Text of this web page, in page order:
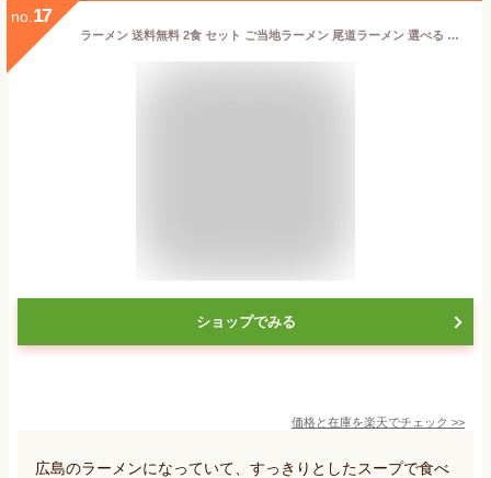
no. 17
ラーメン 送料無料 2食 セット ご当地ラーメン 尾道ラーメン 選べる スープ ご当地ラーメンセット お取り寄せ グルメ 広島 尾道 醤油 塩 豚骨 牡蠣 かき 味噌 徳島 岡山 豚骨醤油 魚介 生麺 R
ショップでみる
価格と在庫を楽天でチェック >>
広島のラーメンになっていて、すっきりとしたスープで食べ